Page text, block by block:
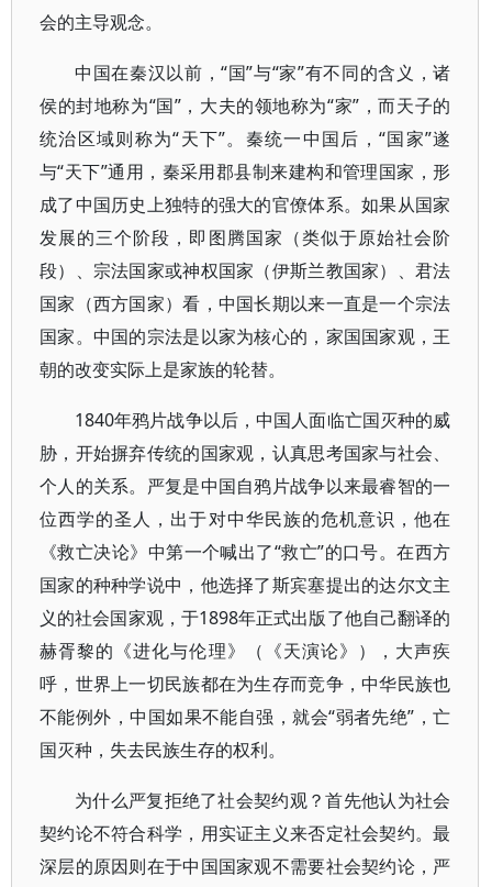
会的主导观念。
中国在秦汉以前，“国”与“家”有不同的含义，诸
侯的封地称为“国”，大夫的领地称为“家”，而天子的
统治区域则称为“天下”。秦统一中国后，“国家”遂
与“天下”通用，秦采用郡县制来建构和管理国家，形
成了中国历史上独特的强大的官僚体系。如果从国家
发展的三个阶段，即图腾国家（类似于原始社会阶
段）、宗法国家或神权国家（伊斯兰教国家）、君法
国家（西方国家）看，中国长期以来一直是一个宗法
国家。中国的宗法是以家为核心的，家国国家观，王
朝的改变实际上是家族的轮替。
1840年鸦片战争以后，中国人面临亡国灭种的威
胁，开始摒弃传统的国家观，认真思考国家与社会、
个人的关系。严复是中国自鸦片战争以来最睿智的一
位西学的圣人，出于对中华民族的危机意识，他在
《救亡决论》中第一个喊出了“救亡”的口号。在西方
国家的种种学说中，他选择了斯宾塞提出的达尔文主
义的社会国家观，于1898年正式出版了他自己翻译的
赫胥黎的《进化与伦理》（《天演论》），大声疾
呼，世界上一切民族都在为生存而竞争，中华民族也
不能例外，中国如果不能自强，就会“弱者先绝”，亡
国灭种，失去民族生存的权利。
为什么严复拒绝了社会契约观？首先他认为社会
契约论不符合科学，用实证主义来否定社会契约。最
深层的原因则在于中国国家观不需要社会契约论，严